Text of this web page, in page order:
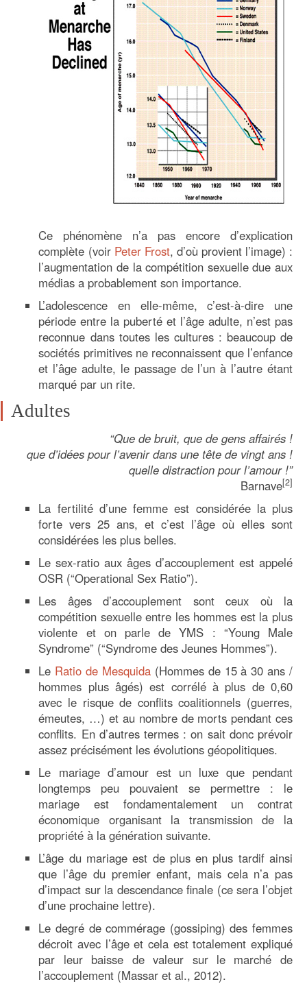
Ce phénomène n’a pas encore d’explication
complète (voir Peter Frost, d’où provient l’image) :
l’augmentation de la compétition sexuelle due aux
médias a probablement son importance.
L’adolescence en elle-même, c’est-à-dire une
période entre la puberté et l’âge adulte, n’est pas
reconnue dans toutes les cultures : beaucoup de
sociétés primitives ne reconnaissent que l’enfance
et l’âge adulte, le passage de l’un à l’autre étant
marqué par un rite.
Adultes
“Que de bruit, que de gens affairés !
que d’idées pour l’avenir dans une tête de vingt ans !
quelle distraction pour l’amour !”
Barnave[2]
La fertilité d’une femme est considérée la plus
forte vers 25 ans, et c’est l’âge où elles sont
considérées les plus belles.
Le sex-ratio aux âges d’accouplement est appelé
OSR (“Operational Sex Ratio”).
Les âges d’accouplement sont ceux où la
compétition sexuelle entre les hommes est la plus
violente et on parle de YMS : “Young Male
Syndrome” (“Syndrome des Jeunes Hommes”).
Le Ratio de Mesquida (Hommes de 15 à 30 ans /
hommes plus âgés) est corrélé à plus de 0,60
avec le risque de conflits coalitionnels (guerres,
émeutes, …) et au nombre de morts pendant ces
conflits. En d’autres termes : on sait donc prévoir
assez précisément les évolutions géopolitiques.
Le mariage d’amour est un luxe que pendant
longtemps peu pouvaient se permettre : le
mariage est fondamentalement un contrat
économique organisant la transmission de la
propriété à la génération suivante.
L’âge du mariage est de plus en plus tardif ainsi
que l’âge du premier enfant, mais cela n’a pas
d’impact sur la descendance finale (ce sera l’objet
d’une prochaine lettre).
Le degré de commérage (gossiping) des femmes
décroit avec l’âge et cela est totalement expliqué
par leur baisse de valeur sur le marché de
l’accouplement (Massar et al., 2012).